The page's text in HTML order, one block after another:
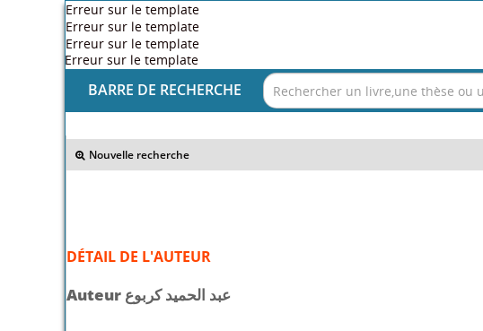
Erreur sur le template
Erreur sur le template
Erreur sur le template
Erreur sur le template
BARRE DE RECHERCHE
Nouvelle recherche
DÉTAIL DE L'AUTEUR
Auteur عبد الحميد كربوع